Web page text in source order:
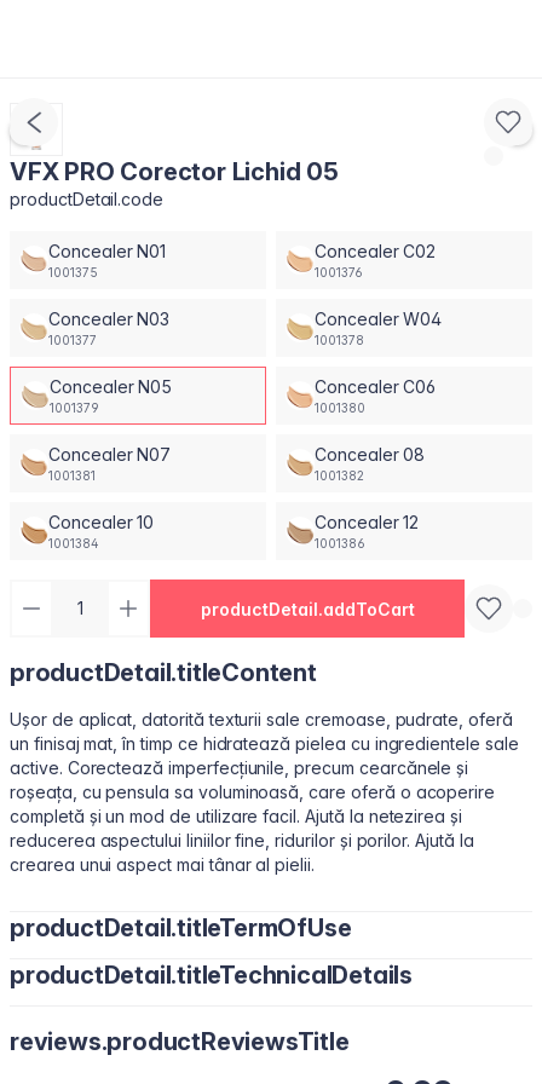
VFX PRO Corector Lichid 05
productDetail.code
Concealer N01
1001375
Concealer C02
1001376
Concealer N03
1001377
Concealer W04
1001378
Concealer N05
1001379
Concealer C06
1001380
Concealer N07
1001381
Concealer 08
1001382
Concealer 10
1001384
Concealer 12
1001386
productDetail.addToCart
productDetail.titleContent
Ușor de aplicat, datorită texturii sale cremoase, pudrate, oferă
un finisaj mat, în timp ce hidratează pielea cu ingredientele sale
active. Corectează imperfecțiunile, precum cearcănele și
roșeața, cu pensula sa voluminoasă, care oferă o acoperire
completă și un mod de utilizare facil. Ajută la netezirea și
reducerea aspectului liniilor fine, ridurilor și porilor. Ajută la
crearea unui aspect mai tânar al pielii.
productDetail.titleTermOfUse
Aplicați puncte mici sub ochi sau pe zonele necesare cu vârful
productDetail.titleTechnicalDetails
Glycol, Peg-10 Dimethicone, Dimethicone, Polymethyl
reviews.productReviewsTitle